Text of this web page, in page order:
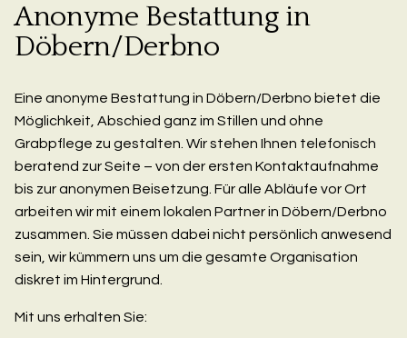
Anonyme Bestattung in
Döbern/Derbno
Eine anonyme Bestattung in Döbern/Derbno bietet die
Möglichkeit, Abschied ganz im Stillen und ohne
Grabpflege zu gestalten. Wir stehen Ihnen telefonisch
beratend zur Seite – von der ersten Kontaktaufnahme
bis zur anonymen Beisetzung. Für alle Abläufe vor Ort
arbeiten wir mit einem lokalen Partner in Döbern/Derbno
zusammen. Sie müssen dabei nicht persönlich anwesend
sein, wir kümmern uns um die gesamte Organisation
diskret im Hintergrund.
Mit uns erhalten Sie: